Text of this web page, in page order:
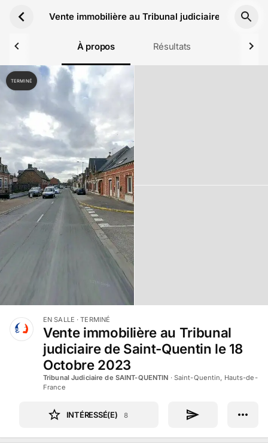
Vente immobilière au Tribunal judiciaire de Saint-
À propos Résultats
TERMINÉ
EN SALLE · TERMINÉ
Vente immobilière au Tribunal
judiciaire de Saint-Quentin le 18
Octobre 2023
Tribunal Judiciaire de SAINT-QUENTIN · Saint-Quentin, Hauts-de-
France
INTÉRESSÉ(E) 8